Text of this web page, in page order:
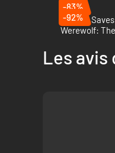
-83%
Nobody
-92%
Les avis